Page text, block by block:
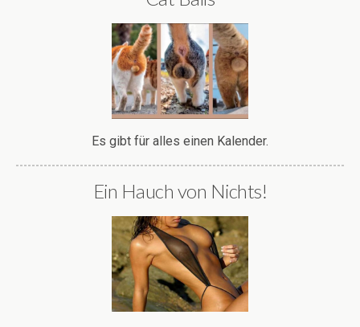
Es gibt für alles einen Kalender.
Ein Hauch von Nichts!